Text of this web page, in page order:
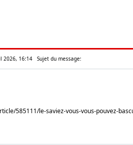
2026, 16:14 Sujet du message:
585111/le-saviez-vous-vous-pouvez-